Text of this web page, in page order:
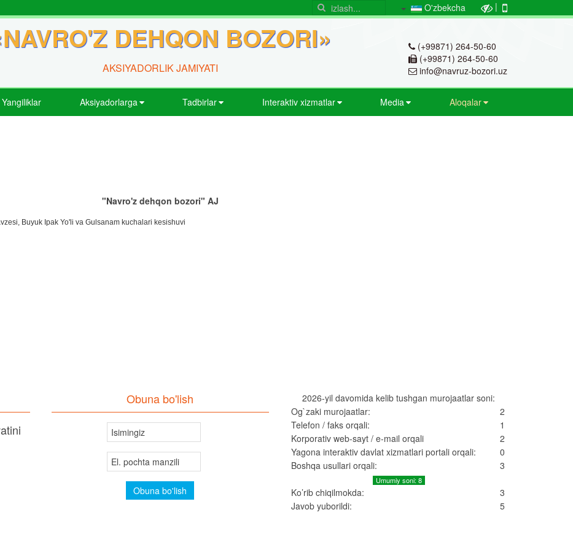
|
O'zbekcha
DEHQON BOZORI»
AKSIYADORLIK JAMIYATI
(+99871) 264-50-60
(+99871) 264-50-60
info@navruz-bozori.uz
Yangiliklar Aksiyadorlarga Tadbirlar Interaktiv xizmatlar Media Aloqalar
"Navro'z dehqon bozori" AJ
Buyuk Ipak Yo'li va Gulsanam kuchalari kesishuvi
Obuna bo'lish
2026-yil davomida kelib tushgan murojaatlar soni:
Og`zaki murojaatlar:
2
Telefon / faks orqali:
1
Korporativ web-sayt / e-mail orqali
2
Yagona interaktiv davlat xizmatlari portali orqali:
0
Boshqa usullari orqali:
3
Umumiy soni: 8
Ko’rib chiqilmokda:
3
Javob yuborildi:
5